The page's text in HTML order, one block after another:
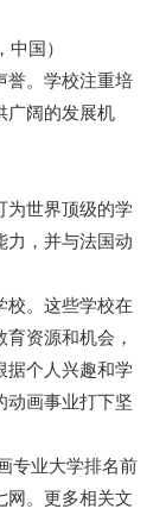
国）
誉。学校注重培
广阔的发展机
为世界顶级的学
力，并与法国动
校。这些学校在
资源和机会，
据个人兴趣和学
动画事业打下坚
专业大学排名前
网。更多相关文